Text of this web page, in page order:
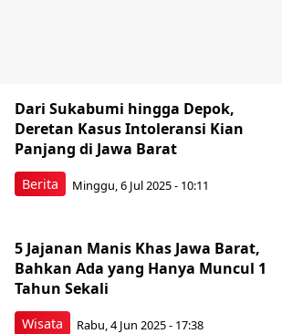
Berita
Dari Sukabumi hingga Depok,
Deretan Kasus Intoleransi Kian
Panjang di Jawa Barat
Minggu, 6 Jul 2025 - 10:11
Wisata
5 Jajanan Manis Khas Jawa Barat,
Bahkan Ada yang Hanya Muncul 1
Tahun Sekali
Rabu, 4 Jun 2025 - 17:38